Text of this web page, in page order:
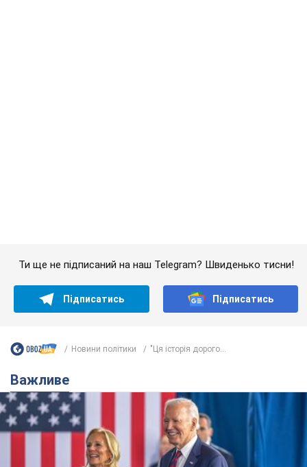
Ти ще не підписаний на наш Telegram? Швиденько тисни!
Підписатись Підписатись
Новини політики "Ця історія дорого...
Важливе